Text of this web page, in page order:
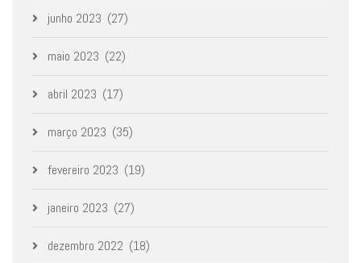
junho 2023 (27)
maio 2023 (22)
abril 2023 (17)
março 2023 (35)
fevereiro 2023 (19)
janeiro 2023 (27)
dezembro 2022 (18)